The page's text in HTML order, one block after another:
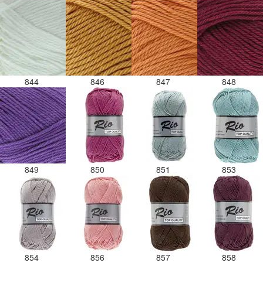
844 846 847 848
849 850 851 853
854 856 857 858